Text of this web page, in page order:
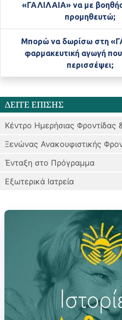
«ΓΑΛΙΛΑΙΑ» να με
προμηθευτώ;
Μπορώ να δωρίσω στη
φαρμακευτική αγωγή που
περισσέψει;
ΔΕΙΤΕ ΕΠΙΣΗΣ
Κέντρο Ημερήσιας Φροντίδας
Ξενώνας Ανακουφιστικής
Ένταξη στο Πρόγραμμα
Εξωτερικά Ιατρεία